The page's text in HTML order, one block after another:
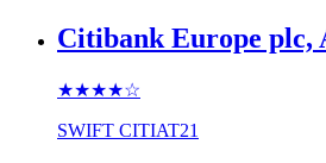
Citibank Europe plc,
★★★★☆
SWIFT CITIAT21